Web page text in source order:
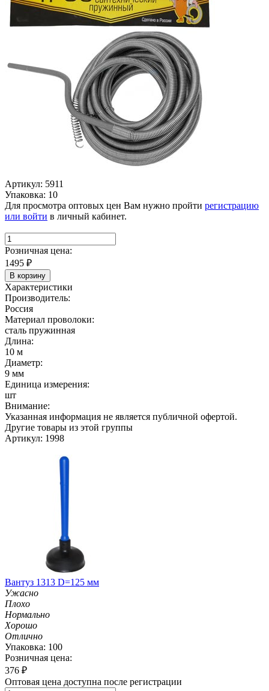
Артикул: 5911
Упаковка: 10
Для просмотра оптовых цен Вам нужно пройти регистрацию
или войти в личный кабинет.
Розничная цена:
1495 ₽
В корзину
Характеристики
Производитель:
Россия
Материал проволоки:
сталь пружинная
Длина:
10 м
Диаметр:
9 мм
Единица измерения:
шт
Внимание:
Указанная информация не является публичной офертой.
Другие товары из этой группы
Артикул: 1998
Вантуз 1313 D=125 мм
Ужасно
Плохо
Нормально
Хорошо
Отлично
Упаковка: 100
Розничная цена:
376 ₽
Оптовая цена доступна после регистрации